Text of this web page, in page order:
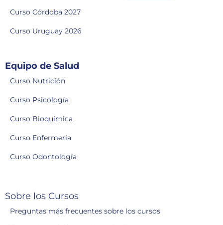
Curso Córdoba 2027
Curso Uruguay 2026
Equipo de Salud
Curso Nutrición
Curso Psicología
Curso Bioquímica
Curso Enfermería
Curso Odontología
Sobre los Cursos
Preguntas más frecuentes sobre los cursos